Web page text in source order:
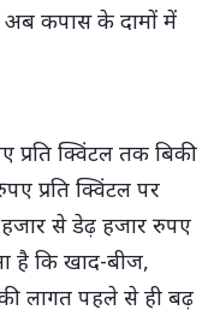
अब कपास के दामों में
क्विंटल तक बिकी
प्रति क्विंटल पर
हजार से डेढ़ हजार रुपए
है कि खाद-बीज,
लागत पहले से ही बढ़